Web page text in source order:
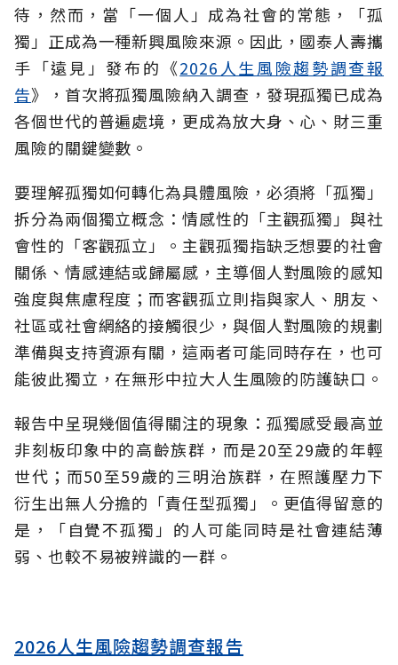
待，然而，當「一個人」成為社會的常態，「孤
獨」正成為一種新興風險來源。因此，國泰人壽攜
手「遠見」發布的《2026人生風險趨勢調查報
告》，首次將孤獨風險納入調查，發現孤獨已成為
各個世代的普遍處境，更成為放大身、心、財三重
風險的關鍵變數。
要理解孤獨如何轉化為具體風險，必須將「孤獨」
拆分為兩個獨立概念：情感性的「主觀孤獨」與社
會性的「客觀孤立」。主觀孤獨指缺乏想要的社會
關係、情感連結或歸屬感，主導個人對風險的感知
強度與焦慮程度；而客觀孤立則指與家人、朋友、
社區或社會網絡的接觸很少，與個人對風險的規劃
準備與支持資源有關，這兩者可能同時存在，也可
能彼此獨立，在無形中拉大人生風險的防護缺口。
報告中呈現幾個值得關注的現象：孤獨感受最高並
非刻板印象中的高齡族群，而是20至29歲的年輕
世代；而50至59歲的三明治族群，在照護壓力下
衍生出無人分擔的「責任型孤獨」。更值得留意的
是，「自覺不孤獨」的人可能同時是社會連結薄
弱、也較不易被辨識的一群。
2026人生風險趨勢調查報告